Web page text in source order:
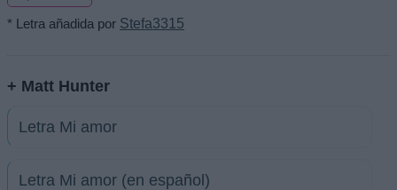
* Letra añadida por Stefa3315
+ Matt Hunter
Letra Mi amor
Letra Mi amor (en español)